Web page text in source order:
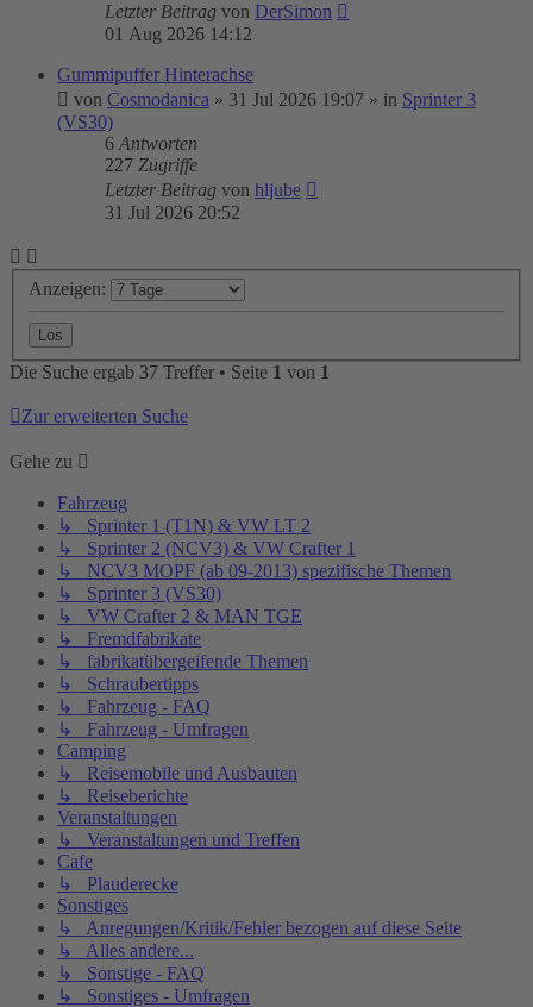
Letzter Beitrag von DerSimon
01 Aug 2026 14:12
Gummipuffer Hinterachse
von Cosmodanica » 31 Jul 2026 19:07 » in Sprinter 3
(VS30)
6 Antworten
227 Zugriffe
Letzter Beitrag von hljube
31 Jul 2026 20:52
Anzeigen:
Die Suche ergab 37 Treffer • Seite 1 von 1
Zur erweiterten Suche
Gehe zu
Fahrzeug
↳ Sprinter 1 (T1N) & VW LT 2
↳ Sprinter 2 (NCV3) & VW Crafter 1
↳ NCV3 MOPF (ab 09-2013) spezifische Themen
↳ Sprinter 3 (VS30)
↳ VW Crafter 2 & MAN TGE
↳ Fremdfabrikate
↳ fabrikatübergeifende Themen
↳ Schraubertipps
↳ Fahrzeug - FAQ
↳ Fahrzeug - Umfragen
Camping
↳ Reisemobile und Ausbauten
↳ Reiseberichte
Veranstaltungen
↳ Veranstaltungen und Treffen
Cafe
↳ Plauderecke
Sonstiges
↳ Anregungen/Kritik/Fehler bezogen auf diese Seite
↳ Alles andere...
↳ Sonstige - FAQ
↳ Sonstiges - Umfragen